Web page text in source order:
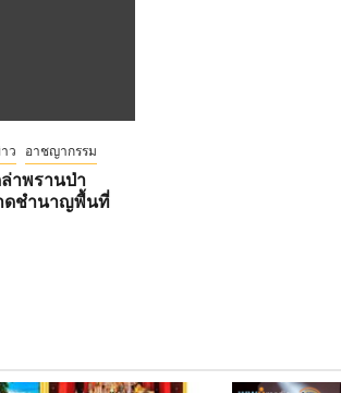
ว อาชญากรรม
าพรานป่า
ดชำนาญพื้นที่